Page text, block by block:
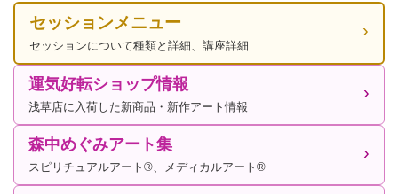
セッションメニュー
セッションについて種類と詳細、講座詳細
運気好転ショップ情報
浅草店に入荷した新商品・新作アート情報
森中めぐみアート集
スピリチュアルアート®、メディカルアート®